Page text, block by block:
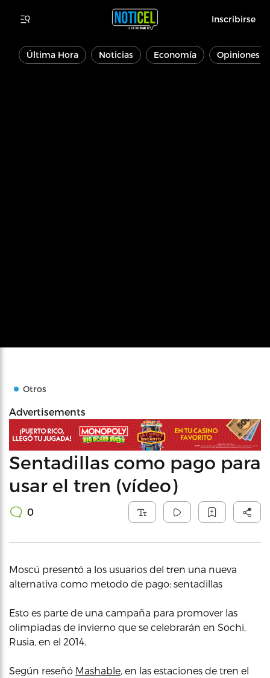
Inscribirse
Última Hora Noticias Economía Opiniones
Otros
Advertisements
Sentadillas como pago para
usar el tren (vídeo)
0
Moscú presentó a los usuarios del tren una nueva
alternativa como metodo de pago: sentadillas
Esto es parte de una campaña para promover las
olimpiadas de invierno que se celebrarán en Sochi,
Rusia, en el 2014.
Según reseñó Mashable , en las estaciones de tren el